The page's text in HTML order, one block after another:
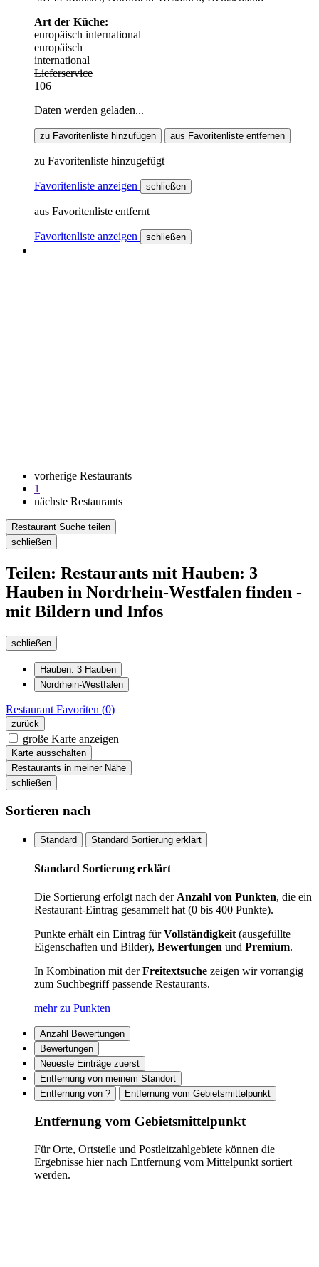
Art der Küche:
europäisch international
europäisch
international
Lieferservice
106
Daten werden geladen...
zu Favoritenliste hinzufügen aus Favoritenliste entfernen
zu Favoritenliste hinzugefügt
Favoritenliste anzeigen schließen
aus Favoritenliste entfernt
Favoritenliste anzeigen schließen
vorherige Restaurants
1
nächste Restaurants
Restaurant Suche teilen
schließen
Teilen: Restaurants mit Hauben: 3
Hauben in Nordrhein-Westfalen finden -
mit Bildern und Infos
schließen
Hauben: 3 Hauben
Nordrhein-Westfalen
Restaurant Favoriten (0)
zurück
große Karte anzeigen
Karte ausschalten
Restaurants in meiner Nähe
schließen
Sortieren nach
Standard Standard Sortierung erklärt
Standard Sortierung erklärt
Die Sortierung erfolgt nach der Anzahl von Punkten, die ein
Restaurant-Eintrag gesammelt hat (0 bis 400 Punkte).
Punkte erhält ein Eintrag fürVollständigkeit (ausgefüllte
Eigenschaften und Bilder), Bewertungen und Premium.
In Kombination mit derFreitextsuche zeigen wir vorrangig
zum Suchbegriff passende Restaurants.
mehr zu Punkten
Anzahl Bewertungen
Bewertungen
Neueste Einträge zuerst
Entfernung von meinem Standort
Entfernung von ?
Entfernung vom Gebietsmittelpunkt
Entfernung vom Gebietsmittelpunkt
Für Orte, Ortsteile und Postleitzahlgebiete können die
Ergebnisse hier nach Entfernung vom Mittelpunkt sortiert
werden.